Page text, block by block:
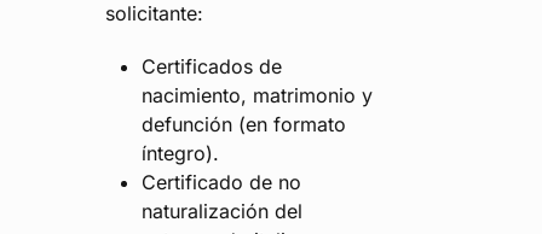
solicitante:
Certificados de
nacimiento, matrimonio y
defunción (en formato
íntegro).
Certificado de no
naturalización del